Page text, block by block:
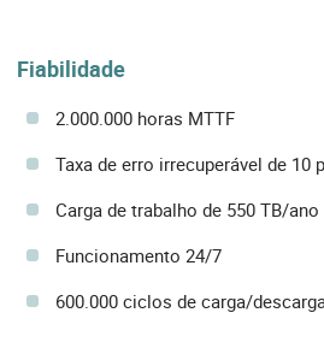
Fiabilidade
2.000.000 horas MTTF
Taxa de erro irrecuperável de 10
Carga de trabalho de 550 TB/ano
Funcionamento 24/7
600.000 ciclos de carga/descarga